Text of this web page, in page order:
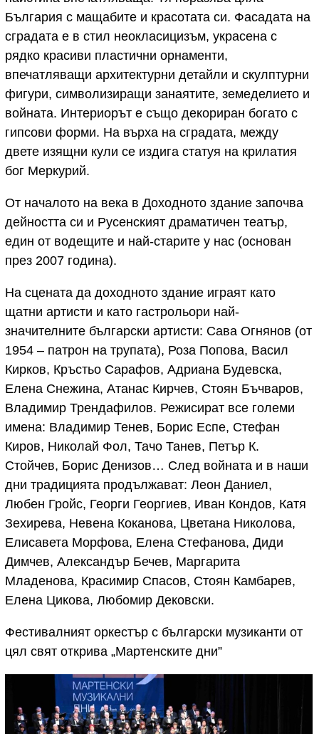
България с мащабите и красотата си. Фасадата на
сградата е в стил неокласицизъм, украсена с
рядко красиви пластични орнаменти,
впечатляващи архитектурни детайли и скулптурни
фигури, символизиращи занаятите, земеделието и
войната. Интериорът е също декориран богато с
гипсови форми. На върха на сградата, между
двете изящни кули се издига статуя на крилатия
бог Меркурий.
От началото на века в Доходното здание започва
дейността си и Русенският драматичен театър,
един от водещите и най-старите у нас (основан
през 2007 година).
На сцената да доходното здание играят като
щатни артисти и като гастрольори най-
значителните български артисти: Сава Огнянов (от
1954 – патрон на трупата), Роза Попова, Васил
Кирков, Кръстьо Сарафов, Адриана Будевска,
Елена Снежина, Атанас Кирчев, Стоян Бъчваров,
Владимир Трендафилов. Режисират все големи
имена: Владимир Тенев, Борис Еспе, Стефан
Киров, Николай Фол, Тачо Танев, Петър К.
Стойчев, Борис Денизов… След войната и в наши
дни традицията продължават: Леон Даниел,
Любен Гройс, Георги Георгиев, Иван Кондов, Катя
Зехирева, Невена Коканова, Цветана Николова,
Елисавета Морфова, Елена Стефанова, Диди
Димчев, Александър Бечев, Маргарита
Младенова, Красимир Спасов, Стоян Камбарев,
Елена Цикова, Любомир Дековски.
Фестивалният оркестър с български музиканти от
цял свят открива „Мартенските дни”